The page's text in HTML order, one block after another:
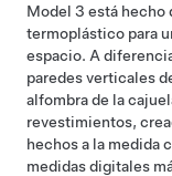
Model 3 está hecho
termoplástico para
espacio. A
paredes verticales
alfombra de la
revestimientos,
hechos a la medida
medidas digitales